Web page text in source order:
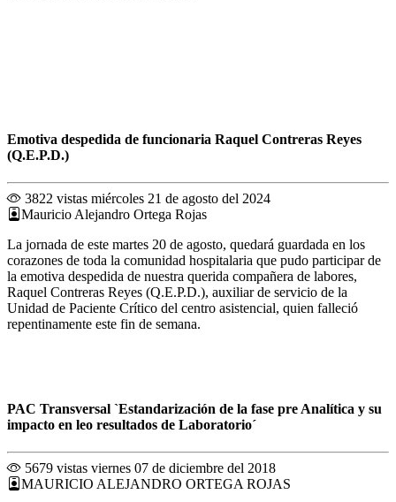
Emotiva despedida de funcionaria Raquel Contreras Reyes
(Q.E.P.D.)
3822 vistas miércoles 21 de agosto del 2024
Mauricio Alejandro Ortega Rojas
La jornada de este martes 20 de agosto, quedará guardada en los
corazones de toda la comunidad hospitalaria que pudo participar de
la emotiva despedida de nuestra querida compañera de labores,
Raquel Contreras Reyes (Q.E.P.D.), auxiliar de servicio de la
Unidad de Paciente Crítico del centro asistencial, quien falleció
repentinamente este fin de semana.
PAC Transversal `Estandarización de la fase pre Analítica y su
impacto en leo resultados de Laboratorio´
5679 vistas viernes 07 de diciembre del 2018
MAURICIO ALEJANDRO ORTEGA ROJAS